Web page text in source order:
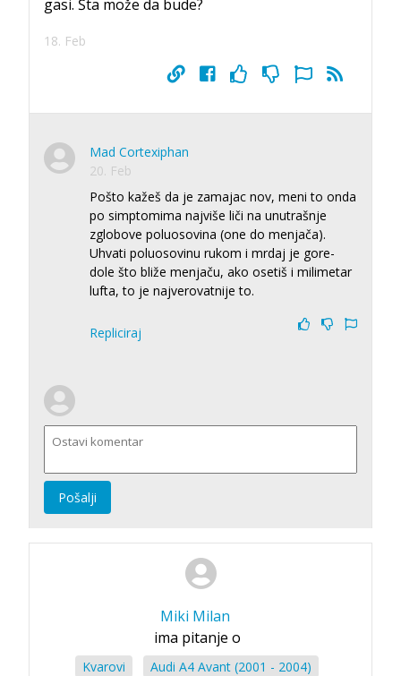
gasi. Šta može da bude?
18. Feb
Mad Cortexiphan
20. Feb
Pošto kažeš da je zamajac nov, meni to onda
po simptomima najviše liči na unutrašnje
zglobove poluosovina (one do menjača).
Uhvati poluosovinu rukom i mrdaj je gore-
dole što bliže menjaču, ako osetiš i milimetar
lufta, to je najverovatnije to.
Repliciraj
Pošalji
Miki Milan
ima pitanje o
Kvarovi Audi A4 Avant (2001 - 2004)